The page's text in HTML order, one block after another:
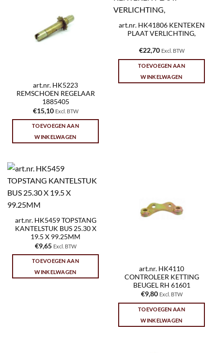
art.nr. HK5223
REMSCHOEN REGELAAR
1885405
€15,10 Excl. BTW
TOEVOEGEN AAN
WINKELWAGEN
art.nr. HK41806 KENTEKEN
PLAAT VERLICHTING,
€22,70 Excl. BTW
TOEVOEGEN AAN
WINKELWAGEN
art.nr. HK5459 TOPSTANG
KANTELSTUK BUS 25.30 X
19.5 X 99.25MM
€9,65 Excl. BTW
TOEVOEGEN AAN
WINKELWAGEN
art.nr. HK4110
CONTROLEER KETTING
BEUGEL RH 61601
€9,80 Excl. BTW
TOEVOEGEN AAN
WINKELWAGEN